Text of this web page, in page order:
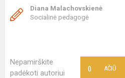
Diana Malachovskienė
Socialinė pedagogė
Nepamirškite
padėkoti autoriui
AČIŪ
0